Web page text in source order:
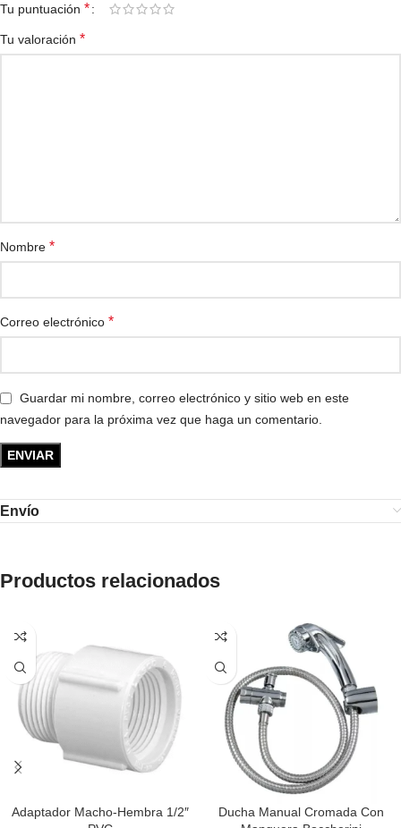
Tu puntuación *
Tu valoración *
Nombre *
Correo electrónico *
Guardar mi nombre, correo electrónico y sitio web en este
navegador para la próxima vez que haga un comentario.
Envío
Productos relacionados
Adaptador Macho-Hembra 1/2″
Ducha Manual Cromada Con